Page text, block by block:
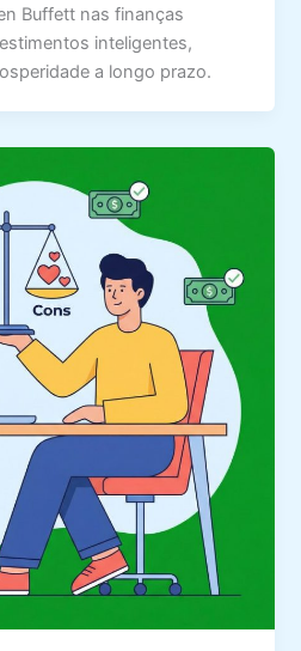
Buffett nas finanças
inteligentes,
a longo prazo.